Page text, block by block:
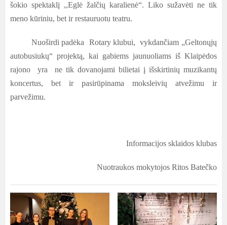
šokio spektaklį ,,Eglė žalčių karalienė“. Liko sužavėti ne tik
meno kūriniu, bet ir restauruotu teatru.
Nuoširdi padėka Rotary klubui, vykdančiam „Geltonųjų
autobusiukų“ projektą, kai gabiems jaunuoliams iš Klaipėdos
rajono yra ne tik dovanojami bilietai į išskirtinių muzikantų
koncertus, bet ir pasirūpinama moksleivių atvežimu ir
parvežimu.
Informacijos sklaidos klubas
Nuotraukos mokytojos Ritos Batečko